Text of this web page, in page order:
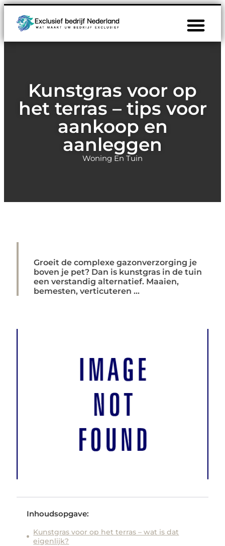
Kunstgras voor op
het terras – tips voor
aankoop en
aanleggen
Woning En Tuin
Groeit de complexe gazonverzorging je
boven je pet? Dan is kunstgras in de tuin
een verstandig alternatief. Maaien,
bemesten, verticuteren ...
Inhoudsopgave:
Kunstgras voor op het terras – wat is dat
eigenlijk?